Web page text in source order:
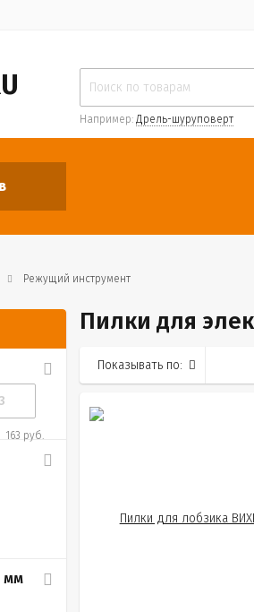
Например: Дрель-шуруповерт
Режущий инструмент
163 руб.
мм
Пилки для
Показывать по: